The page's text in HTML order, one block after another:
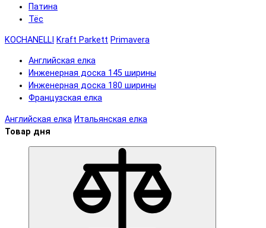
Патина
Тёс
KOCHANELLI Kraft Parkett Primavera
Английская елка
Инженерная доска 145 ширины
Инженерная доска 180 ширины
Французская елка
Английская елка Итальянская елка
Товар дня